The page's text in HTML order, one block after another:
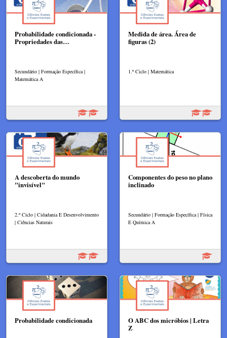
Probabilidade condicionada -
Propriedades das…
Secundário | Formação Específica |
Matemática A
Medida de área. Área de
figuras (2)
1.º Ciclo | Matemática
A descoberta do mundo
"invisível"
2.º Ciclo | Cidadania E Desenvolvimento
| Ciências Naturais
Componentes do peso no plano
inclinado
Secundário | Formação Específica | Física
E Química A
Probabilidade condicionada
O ABC dos micróbios | Letra
Z